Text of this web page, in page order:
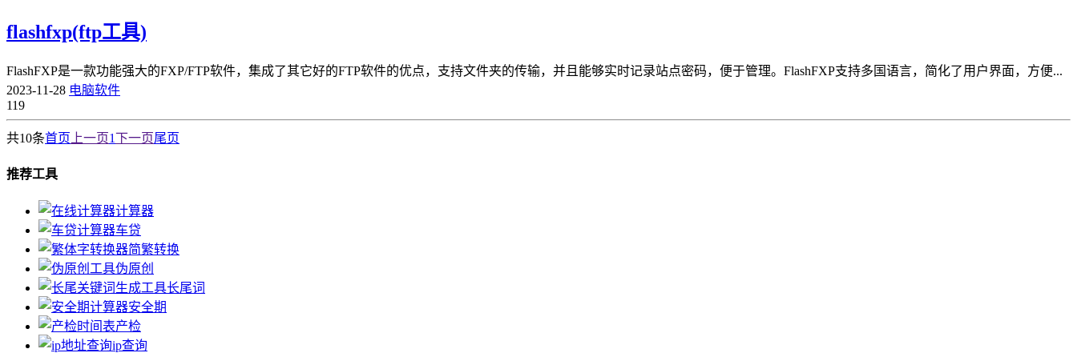
flashfxp(ftp工具)
FlashFXP是一款功能强大的FXP/FTP软件，集成了其它好的FTP软件的优点，支持文件夹的传输，并且能够实时记录站点密码，便于管理。FlashFXP支持多国语言，简化了用户界面，方便...
2023-11-28 电脑软件
119
共10条首页 上一页1下一页尾页
推荐工具
计算器
车贷
简繁转换
伪原创
长尾词
安全期
产检
ip查询